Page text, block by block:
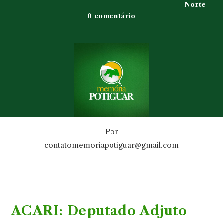
Norte
0 comentário
Por
contatomemoriapotiguar@gmail.com
ACARI: Deputado Adjuto